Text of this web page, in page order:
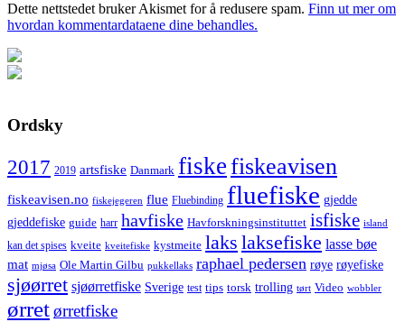
Dette nettstedet bruker Akismet for å redusere spam. Finn ut mer om
hvordan kommentardataene dine behandles.
Ordsky
2017 2019 artsfiske Danmark fiskefiskeavisen
fiskeavisen.no fiskejegeren flue Fluebinding fluefiske gjedde
gjeddefiske guide harr havfiske Havforskningsinstituttet isfiske island
kan det spises kveite kveitefiske kystmeite laks laksefiske lasse bøe
mat mjøsa Ole Martin Gilbu pukkellaks raphael pedersen røye røyefiske
sjøørret sjøørretfiske Sverige test tips torsk trolling tørt Video wobbler
ørretørretfiske